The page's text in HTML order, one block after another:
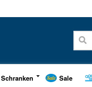
Schranken Sale